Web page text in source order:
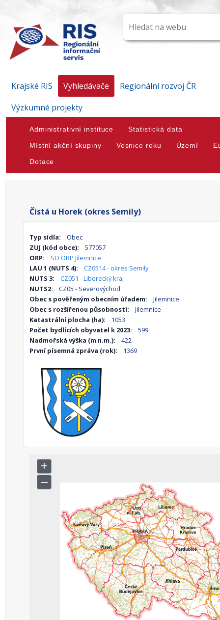
Krajské RIS Vyhledávače
Regionální rozvoj ČR
Výzkumné projekty
Administrativní instituce Statistická data
Místní akční skupiny Vesnice roku Území
Dotace
Čistá u Horek (okres Semily)
Typ sídla:
Obec
ZUJ (kód obce):
577057
ORP:
SO ORP Jilemnice
LAU 1 (NUTS 4):
CZ0514 - okres Semily
NUTS 3:
CZ051 - Liberecký kraj
NUTS2:
CZ05 - Severovýchod
Obec s pověřeným obecním úřadem:
Jilemnice
Obec s rozšířenou působností:
Jilemnice
Katastrální plocha (ha):
1053
Počet bydlících obyvatel k 2023:
599
Nadmořská výška (m n.m.):
422
První písemná zpráva (rok):
1369